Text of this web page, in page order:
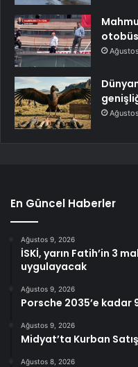
En Güncel Haberler
Ağustos 9, 2026
İSKİ, yarın Fatih’in 3
uygulayacak
Ağustos 9, 2026
Porsche 2035’e kadar
Ağustos 9, 2026
Midyat’ta Kurban
Ağustos 8, 2026